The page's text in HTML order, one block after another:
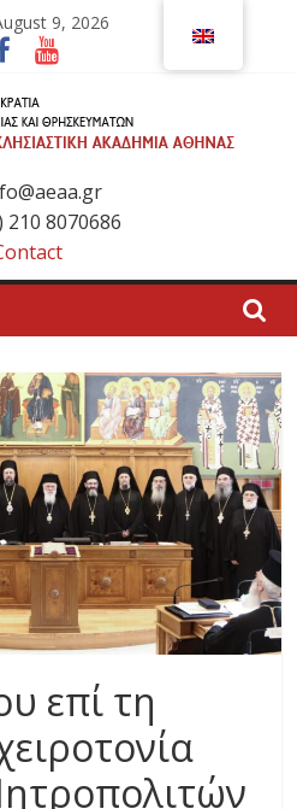
9, 2026
210 8070686
επί τη